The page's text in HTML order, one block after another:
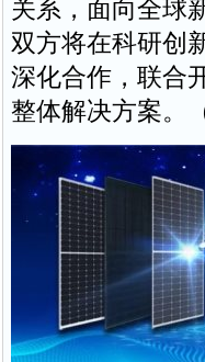
关系，面向全球
双方将在科研创
深化合作，联合
整体解决方案。